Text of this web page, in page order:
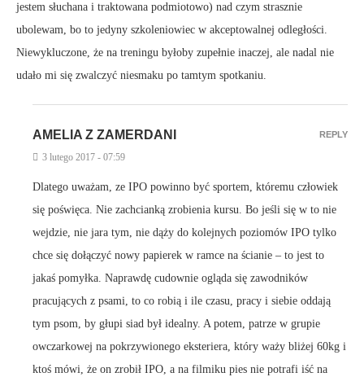
jestem słuchana i traktowana podmiotowo) nad czym strasznie
ubolewam, bo to jedyny szkoleniowiec w akceptowalnej odległości.
Niewykluczone, że na treningu byłoby zupełnie inaczej, ale nadal nie
udało mi się zwalczyć niesmaku po tamtym spotkaniu.
AMELIA Z ZAMERDANI
3 lutego 2017 - 07:59
Dlatego uważam, ze IPO powinno być sportem, któremu człowiek
się poświęca. Nie zachcianką zrobienia kursu. Bo jeśli się w to nie
wejdzie, nie jara tym, nie dąży do kolejnych poziomów IPO tylko
chce się dołączyć nowy papierek w ramce na ścianie – to jest to
jakaś pomyłka. Naprawdę cudownie ogląda się zawodników
pracujących z psami, to co robią i ile czasu, pracy i siebie oddają
tym psom, by głupi siad był idealny. A potem, patrze w grupie
owczarkowej na pokrzywionego eksteriera, który waży bliżej 60kg i
ktoś mówi, że on zrobił IPO, a na filmiku pies nie potrafi iść na
REPLY